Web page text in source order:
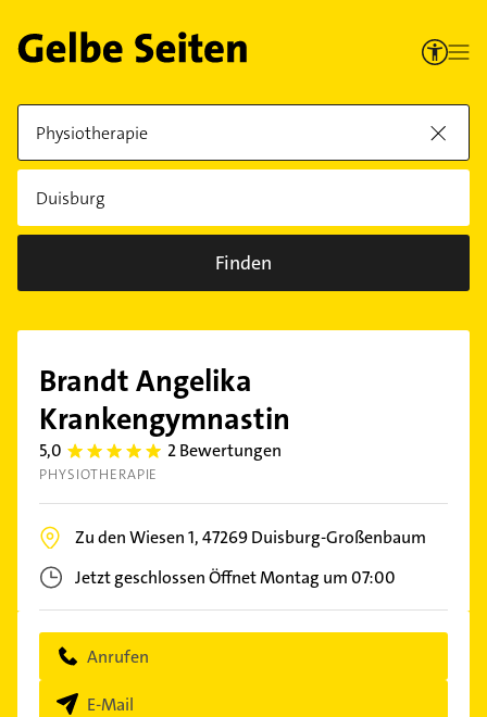
Finden
Brandt Angelika
Krankengymnastin
5,0 5.0 2 Bewertungen
PHYSIOTHERAPIE
Zu den Wiesen 1,47269Duisburg-Großenbaum
Jetzt geschlossenÖffnet Montag um 07:00
Anrufen
E-Mail